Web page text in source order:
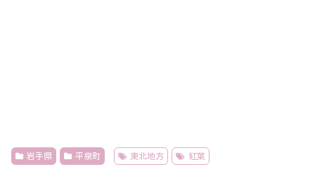
岩手県 平泉町 東北地方 紅葉